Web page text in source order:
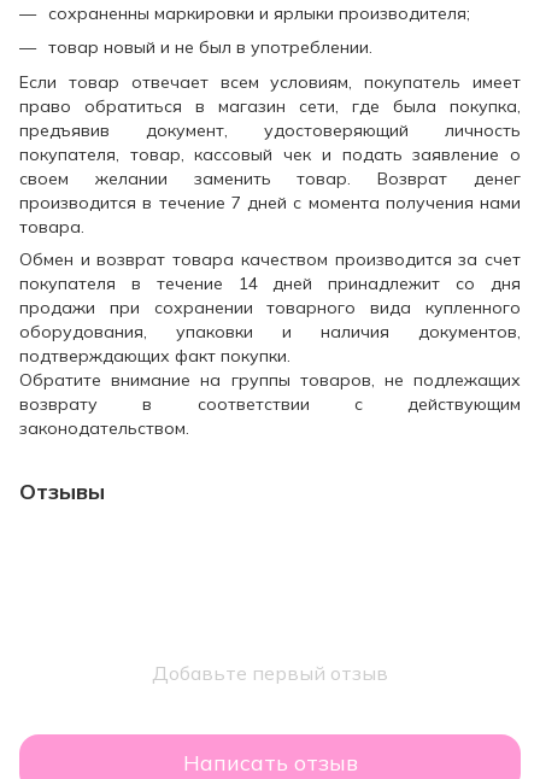
сохраненны маркировки и ярлыки производителя;
товар новый и не был в употреблении.
Если товар отвечает всем условиям, покупатель имеет
право обратиться в магазин сети, где была покупка,
предъявив документ, удостоверяющий личность
покупателя, товар, кассовый чек и подать заявление о
своем желании заменить товар. Возврат денег
производится в течение 7 дней с момента получения нами
товара.
Обмен и возврат товара качеством производится за счет
покупателя в течение 14 дней принадлежит со дня
продажи при сохранении товарного вида купленного
оборудования, упаковки и наличия документов,
подтверждающих факт покупки.
Обратите внимание на группы товаров, не подлежащих
возврату в соответствии с действующим
законодательством.
Отзывы
Добавьте первый отзыв
Написать отзыв